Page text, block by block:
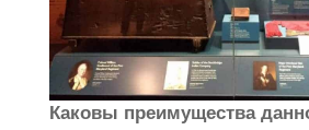
Каковы преимущества